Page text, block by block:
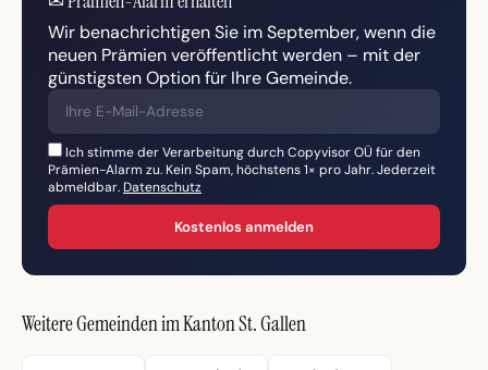
Wir benachrichtigen Sie im September, wenn die
neuen Prämien veröffentlicht werden – mit der
günstigsten Option für Ihre Gemeinde.
Ich stimme der Verarbeitung durch Copyvisor OÜ für den
Prämien-Alarm zu. Kein Spam, höchstens 1× pro Jahr. Jederzeit
abmeldbar. Datenschutz
Kostenlos anmelden
Weitere Gemeinden im Kanton St. Gallen